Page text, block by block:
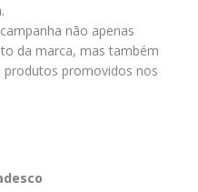
não apenas
da marca, mas também
produtos promovidos nos